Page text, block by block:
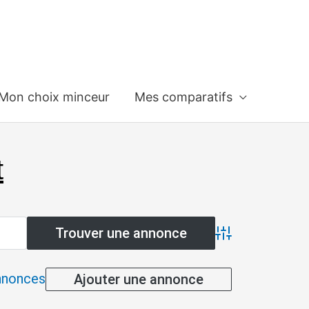
choix minceur Mes comparatifs
Advanced
Ajouter une annonce